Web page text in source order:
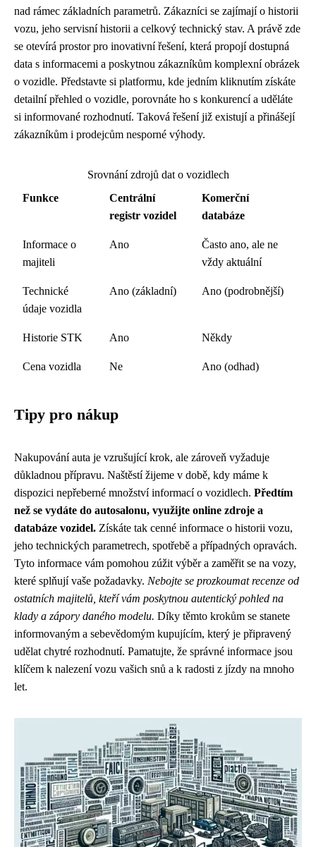
nad rámec základních parametrů. Zákazníci se zajímají o historii
vozu, jeho servisní historii a celkový technický stav. A právě zde
se otevírá prostor pro inovativní řešení, která propojí dostupná
data s informacemi a poskytnou zákazníkům komplexní obrázek
o vozidle. Představte si platformu, kde jedním kliknutím získáte
detailní přehled o vozidle, porovnáte ho s konkurencí a uděláte
si informované rozhodnutí. Taková řešení již existují a přinášejí
zákazníkům i prodejcům nesporné výhody.
Srovnání zdrojů dat o vozidlech
Funkce
Centrální
registr vozidel
Komerční
databáze
Informace o
majiteli
Ano
Často ano, ale ne
vždy aktuální
Technické
údaje vozidla
Ano (základní) Ano (podrobnější)
Historie STK Ano Někdy
Cena vozidla Ne Ano (odhad)
Tipy pro nákup
Nakupování auta je vzrušující krok, ale zároveň vyžaduje
důkladnou přípravu. Naštěstí žijeme v době, kdy máme k
dispozici nepřeberné množství informací o vozidlech. Předtím
než se vydáte do autosalonu, využijte online zdroje a
databáze vozidel. Získáte tak cenné informace o historii vozu,
jeho technických parametrech, spotřebě a případných opravách.
Tyto informace vám pomohou zúžit výběr a zaměřit se na vozy,
které splňují vaše požadavky. Nebojte se prozkoumat recenze od
ostatních majitelů, kteří vám poskytnou autentický pohled na
klady a zápory daného modelu. Díky těmto krokům se stanete
informovaným a sebevědomým kupujícím, který je připravený
udělat chytré rozhodnutí. Pamatujte, že správné informace jsou
klíčem k nalezení vozu vašich snů a k radosti z jízdy na mnoho
let.